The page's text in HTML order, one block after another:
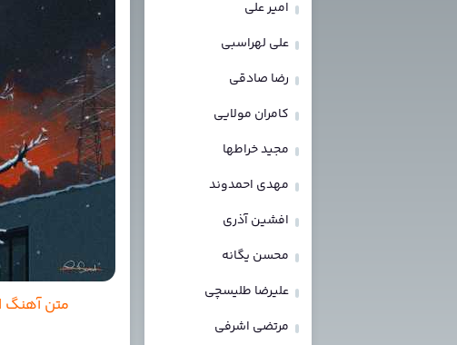
متن آهنگ اکستاسی 4 از
امیر علی
علی لهراسبی
رضا صادقی
کامران مولایی
مجید خراطها
مهدی احمدوند
افشین آذری
محسن یگانه
علیرضا طلیسچی
مرتضی اشرفی